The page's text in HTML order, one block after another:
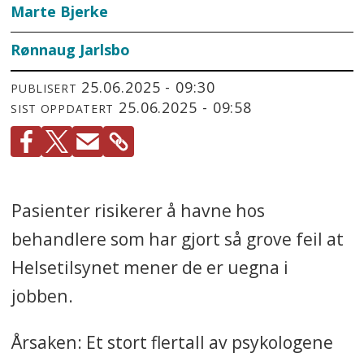
Marte Bjerke
Rønnaug Jarlsbo
PUBLISERT 25.06.2025 - 09:30
SIST OPPDATERT 25.06.2025 - 09:58
Pasienter risikerer å havne hos
behandlere som har gjort så grove feil at
Helsetilsynet mener de er uegna i
jobben.
Årsaken: Et stort flertall av psykologene